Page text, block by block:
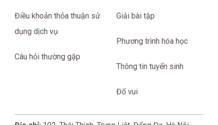
Điều khoản thỏa thuận sử
dụng dịch vụ
Câu hỏi thường gặp
Giải bài tập
Phương trình hóa học
Thông tin tuyển sinh
Đố vui